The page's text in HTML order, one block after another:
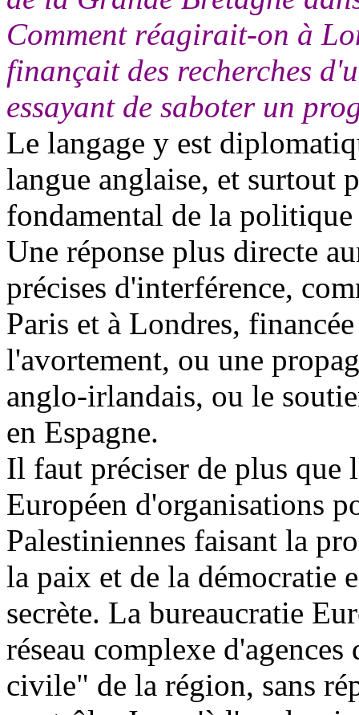
Comment réagirait-on à
finançait des recherches
essayant de saboter un
Le langage y est
langue anglaise, et surtout
fondamental de la
Une réponse plus directe
précises d'interférence,
Paris et à Londres,
l'avortement, ou une
anglo-irlandais, ou le
en Espagne.
Il faut préciser de plus que
Européen d'organisations
Palestiniennes faisant la
la paix et de la démocratie
secrète. La bureaucratie
réseau complexe
civile" de la région, sans